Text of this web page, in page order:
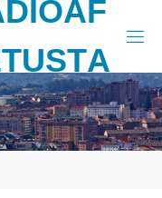
D OAF
TUSTA